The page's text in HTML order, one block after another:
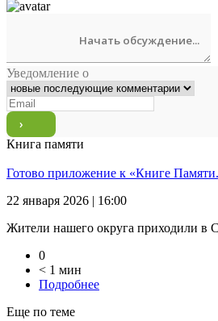
Уведомление о
Книга памяти
Готово приложение к «Книге
22 января 2026 | 16:00
Жители нашего округа приходили в
0
< 1 мин
Подробнее
Еще по теме